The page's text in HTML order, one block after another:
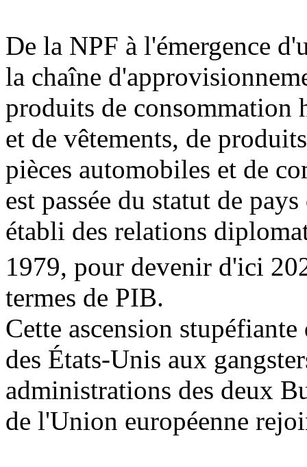
De la NPF à l'émergence
la chaîne
produits de consommation
et de vêtements, de
pièces automobiles et de
est passée du statut de
établi des relations
1979, pour devenir d'ici
termes de PIB.
Cette ascension
des États-Unis aux
administrations des deux
de l'Union européenne